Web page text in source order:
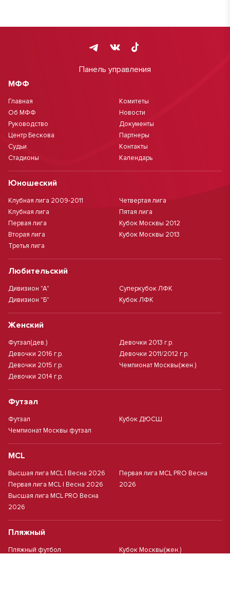
Панель управления
МФФ
Главная
Об МФФ
Руководство
Центр Бескова
Судьи
Стадионы
Комитеты
Новости
Документы
Партнеры
Контакты
Календарь
Юношеский
Клубная лига 2009-2011
Клубная лига
Первая лига
Вторая лига
Третья лига
Четвертая лига
Пятая лига
Кубок Москвы 2012
Кубок Москвы 2013
Любительский
Дивизион "А"
Дивизион "Б"
Суперкубок ЛФК
Кубок ЛФК
Женский
Футзал(дев.)
Девочки 2016 г.р.
Девочки 2015 г.р.
Девочки 2014 г.р.
Девочки 2013 г.р.
Девочки 2011/2012 г.р.
Чемпионат Москвы(жен.)
Футзал
Футзал
Чемпионат Москвы футзал
Кубок ДЮСШ
MCL
Высшая лига MCL | Весна 2026
Первая лига MCL | Весна 2026
Высшая лига MCL PRO Весна
2026
Первая лига MCL PRO Весна
2026
Пляжный
Пляжный футбол Кубок Москвы(жен.)